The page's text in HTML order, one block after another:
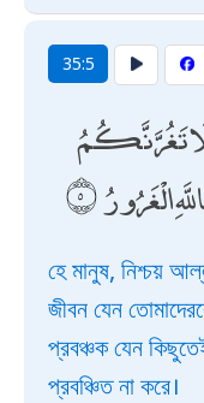
35:5
فَلَا تَغُرَّنَّكُمُ
الْغَرُورُ
হে মানুষ, নিশ্চয়
জীবন যেন
প্রবঞ্চক যেন
প্রবঞ্চিত না করে।